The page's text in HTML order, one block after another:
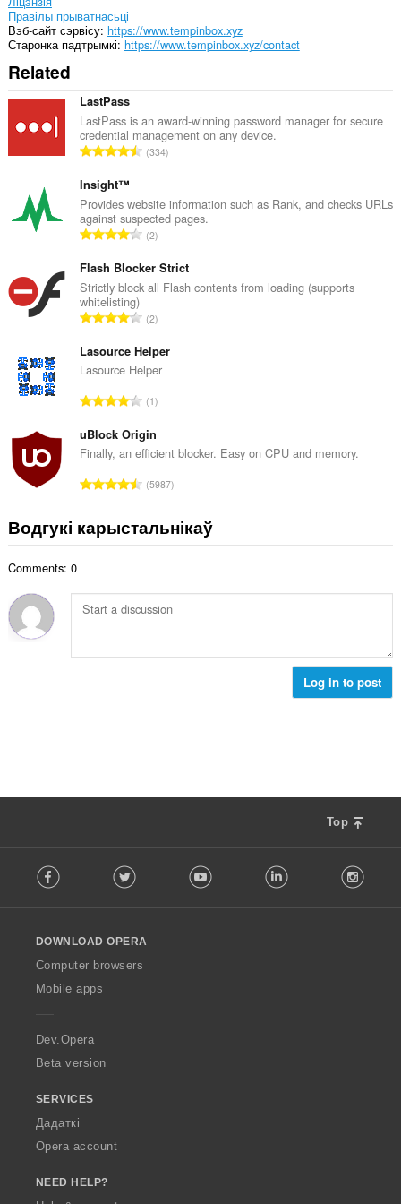
Правілы прыватнасьці
Вэб-сайт сэрвісу https://www.tempinbox.xyz
Старонка падтрымкі https://www.tempinbox.xyz/contact
Related
LastPass
LastPass is an award-winning password manager for secure
credential management on any device.
А
н
а
к
ў
:
334
Insight™
Provides website information such as Rank, and checks URLs
against suspected pages.
А
з
н
к
ў
:
2
Flash Blocker Strict
Strictly block all Flash contents from loading (supports
whitelisting)
А
з
н
к
ў
:
2
Lasource Helper
Lasource Helper
А
з
н
к
ў
:
1
uBlock Origin
Finally, an efficient blocker. Easy on CPU and memory.
А
н
а
ў
5987
Водгукі карыстальнікаў
Comments: 0
Log in to post
Top
o
w
O
p
a
Facebook Twitter Youtube LinkedIn
DOWNLOAD OPERA
Computer browsers
Mobile apps
Dev.Opera
Beta version
SERVICES
Дадаткі
Opera account
NEED HELP?